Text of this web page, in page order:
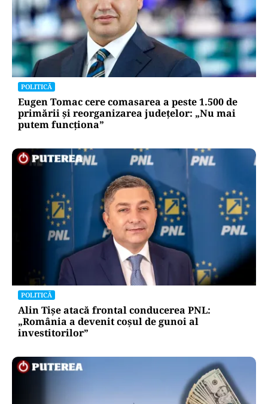
POLITICĂ
Eugen Tomac cere comasarea a peste 1.500 de
primării și reorganizarea județelor: „Nu mai
putem funcționa”
POLITICĂ
Alin Tișe atacă frontal conducerea PNL:
„România a devenit coșul de gunoi al
investitorilor”